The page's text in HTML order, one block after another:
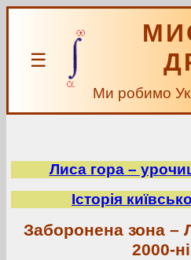
☰
Ми робимо
Лиса гора –
Історія
Заборонена зона –
2000-